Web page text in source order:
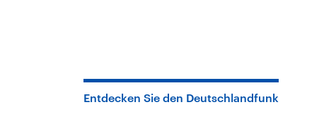
Entdecken Sie den Deutschlandfunk